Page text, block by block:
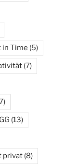
in Time (5)
(7)
(13)
privat (8)